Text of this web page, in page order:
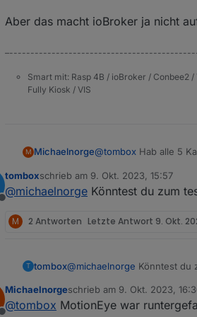
host.iobroker-
tapo.0 | 2023-10-
tapo.0 | 2023-
tapo.0 | 2023-
Aber das macht ioBroker ja nicht
Smart mit: Rasp 4B / ioBroker / Conbee2
Fully Kiosk / VIS
M Michaelnorge@tombox Hab alle 5
Ich habe die Kameras
aber sonst laufen die
Offline
tomboxschrieb am 9. Okt. 2023, 15:57
zuletzt editiert von
@michaelnorge Könntest du zum
M 2 Antworten Letzte Antwort 9. Okt.
T tombox@michaelnorge Könntest du
Michaelnorgeschrieb am 9. Okt. 2023,
zuletzt editiert von
@tombox MotionEye war